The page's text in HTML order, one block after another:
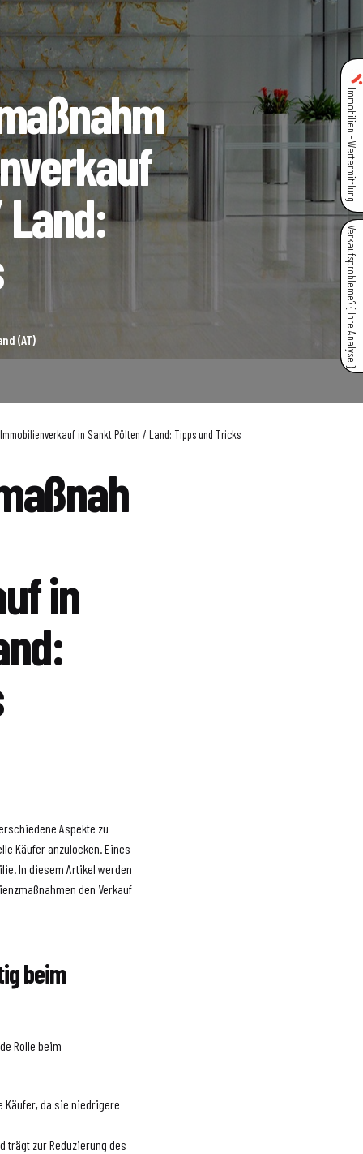
(AT)
in Sankt Pölten / Land: Tipps und Tricks
in
Aspekte zu
Käufer anzulocken. Eines
In diesem Artikel werden
den Verkauf
beim
Rolle beim
da sie niedrigere
trägt zur Reduzierung des
Immobilien - Wertermittlung
Verkaufsprobleme? { Ihre Analyse }